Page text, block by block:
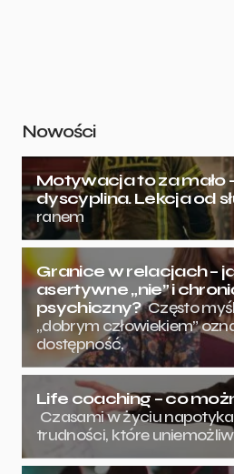
Nowości
Motywacja to za mało
dyscyplina. Lekcja od
ranem
Granice w relacjach –
asertywne „nie” i
psychiczny? Często
„dobrym człowiekiem”
dostępność,
Life coaching – co
Czasami w życiu
trudności, które